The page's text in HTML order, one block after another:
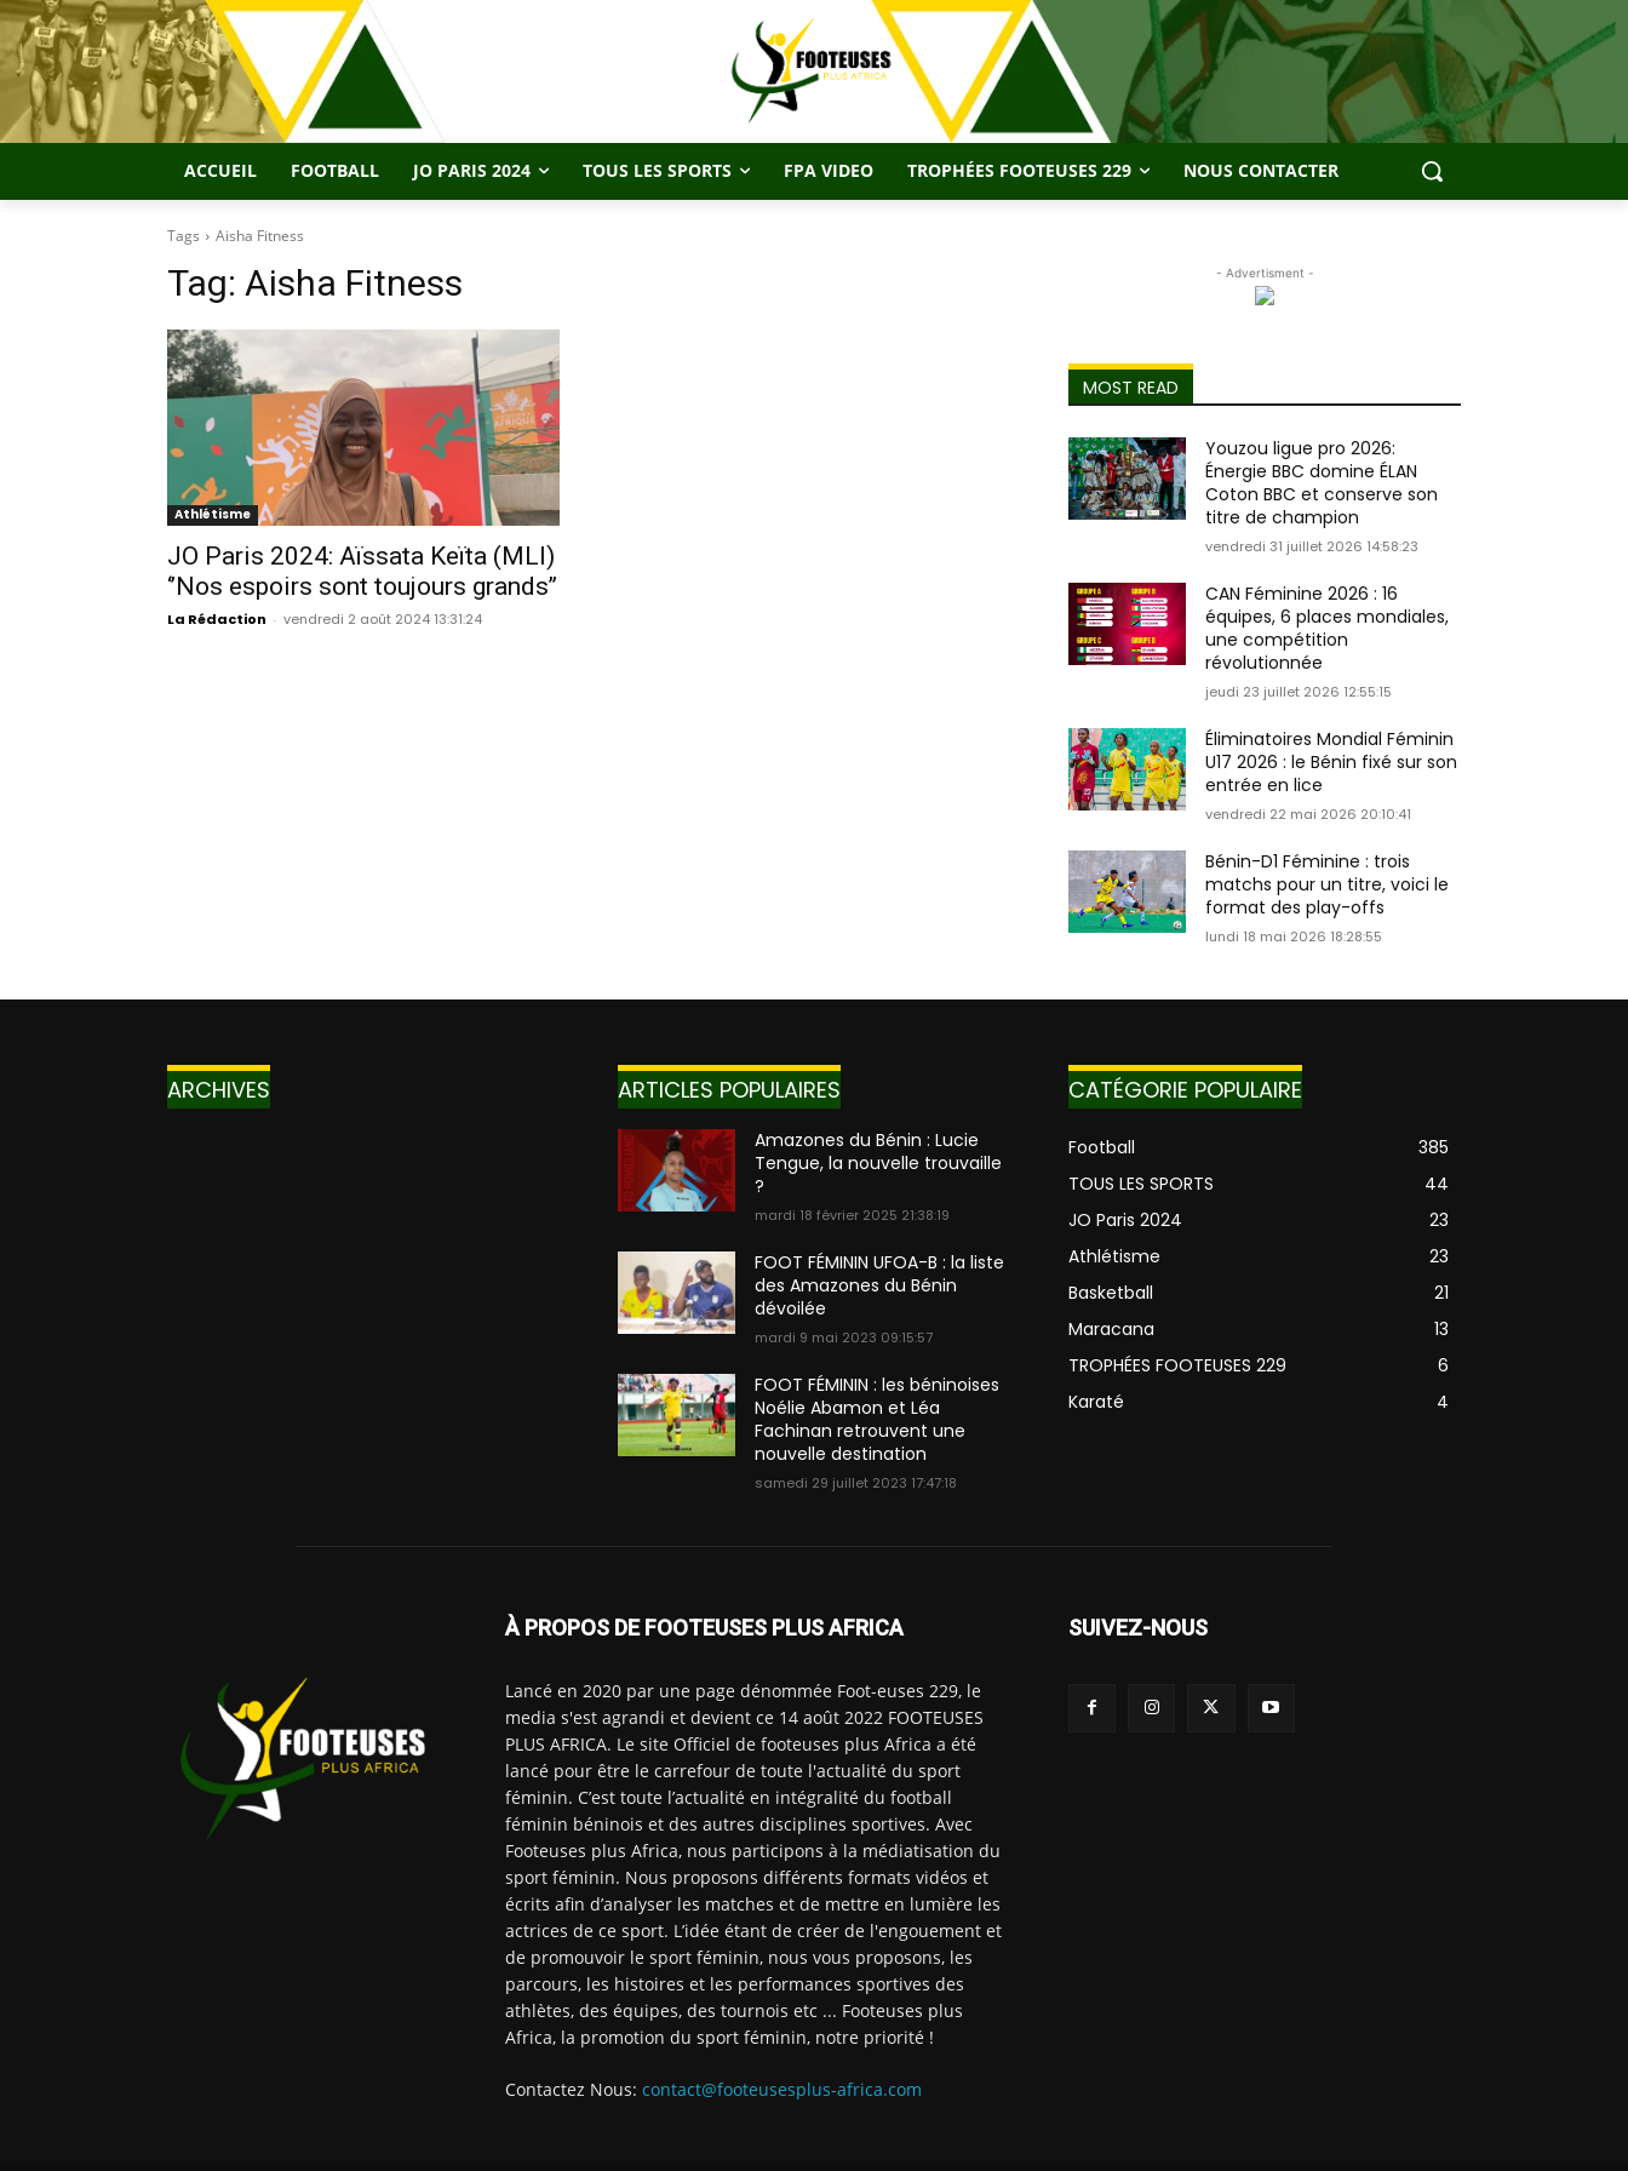
ACCUEIL FOOTBALL JO PARIS 2024 TOUS LES SPORTS FPA VIDEO TROPHÉES FOOTEUSES 229 NOUS CONTACTER
Tags Aisha Fitness
Tag: Aisha Fitness
Athlétisme
JO Paris 2024: Aïssata Keïta (MLI)
‘’Nos espoirs sont toujours grands’’
La Rédaction - vendredi 2 août 2024 13:31:24
- Advertisment -
MOST READ
Youzou ligue pro 2026:
Énergie BBC domine ÉLAN
Coton BBC et conserve son
titre de champion
vendredi 31 juillet 2026 14:58:23
CAN Féminine 2026 : 16
équipes, 6 places mondiales,
une compétition
révolutionnée
jeudi 23 juillet 2026 12:55:15
Éliminatoires Mondial Féminin
U17 2026 : le Bénin fixé sur son
entrée en lice
vendredi 22 mai 2026 20:10:41
Bénin-D1 Féminine : trois
matchs pour un titre, voici le
format des play-offs
lundi 18 mai 2026 18:28:55
ARCHIVES ARTICLES POPULAIRES
Amazones du Bénin : Lucie
Tengue, la nouvelle trouvaille
?
mardi 18 février 2025 21:38:19
FOOT FÉMININ UFOA-B : la liste
des Amazones du Bénin
dévoilée
mardi 9 mai 2023 09:15:57
FOOT FÉMININ : les béninoises
Noélie Abamon et Léa
Fachinan retrouvent une
nouvelle destination
samedi 29 juillet 2023 17:47:18
CATÉGORIE POPULAIRE
Football
385
TOUS LES SPORTS
44
JO Paris 2024
23
Athlétisme
23
Basketball
21
Maracana
13
TROPHÉES FOOTEUSES 229
6
Karaté
4
À PROPOS DE FOOTEUSES PLUS AFRICA
Lancé en 2020 par une page dénommée Foot-euses 229, le
media s'est agrandi et devient ce 14 août 2022 FOOTEUSES
PLUS AFRICA. Le site Officiel de footeuses plus Africa a été
lancé pour être le carrefour de toute l'actualité du sport
féminin. C’est toute l’actualité en intégralité du football
féminin béninois et des autres disciplines sportives. Avec
Footeuses plus Africa, nous participons à la médiatisation du
sport féminin. Nous proposons différents formats vidéos et
écrits afin d’analyser les matches et de mettre en lumière les
actrices de ce sport. L’idée étant de créer de l'engouement et
de promouvoir le sport féminin, nous vous proposons, les
parcours, les histoires et les performances sportives des
athlètes, des équipes, des tournois etc ... Footeuses plus
Africa, la promotion du sport féminin, notre priorité !
Contactez Nous: contact@footeusesplus-africa.com
SUIVEZ-NOUS